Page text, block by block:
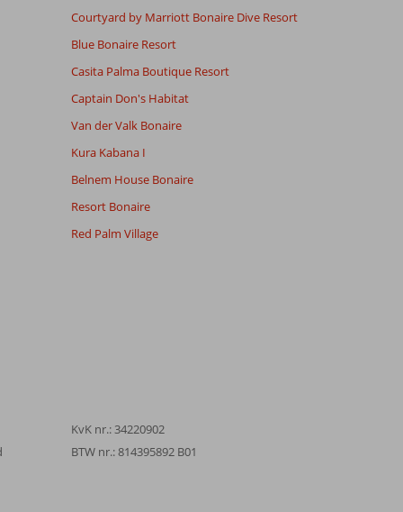
Courtyard by Marriott Bonaire Dive Resort
Blue Bonaire Resort
Casita Palma Boutique Resort
Captain Don's Habitat
Van der Valk Bonaire
Kura Kabana I
Belnem House Bonaire
Resort Bonaire
Red Palm Village
KvK nr.: 34220902
BTW nr.: 814395892 B01